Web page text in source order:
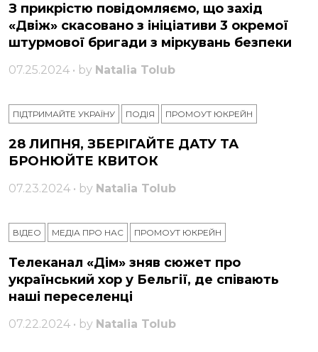
З прикрістю повідомляємо, що захід
«Двіж» скасовано з ініціативи 3 окремої
штурмової бригади з міркувань безпеки
07.25.2024 • by Natalia Tolub
ПІДТРИМАЙТЕ УКРАЇНУ ПОДІЯ ПРОМОУТ ЮКРЕЙН
28 ЛИПНЯ, ЗБЕРІГАЙТЕ ДАТУ ТА
БРОНЮЙТЕ КВИТОК
07.23.2024 • by Natalia Tolub
ВІДЕО МЕДІА ПРО НАС ПРОМОУТ ЮКРЕЙН
Телеканал «Дім» зняв сюжет про
український хор у Бельгії, де співають
наші переселенці
07.22.2024 • by Natalia Tolub